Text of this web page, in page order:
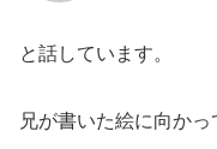
と話しています。
兄が書いた絵に向かっ